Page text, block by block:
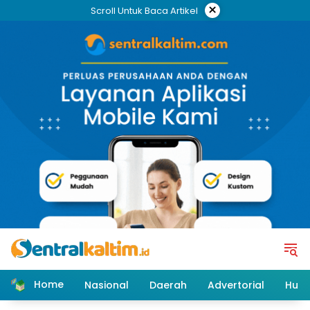
Scroll Untuk Baca Artikel ×
Home Nasional Daerah Advertorial